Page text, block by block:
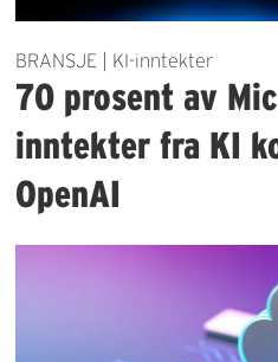
BRANSJE | KI-inntekter
70 prosent av
inntekter fra KI
OpenAI